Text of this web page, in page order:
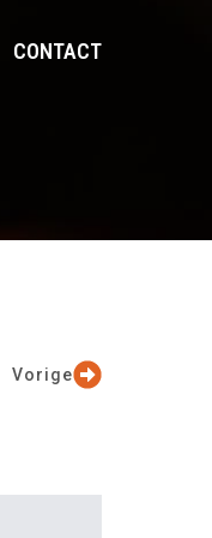
CONTACT
Vorige